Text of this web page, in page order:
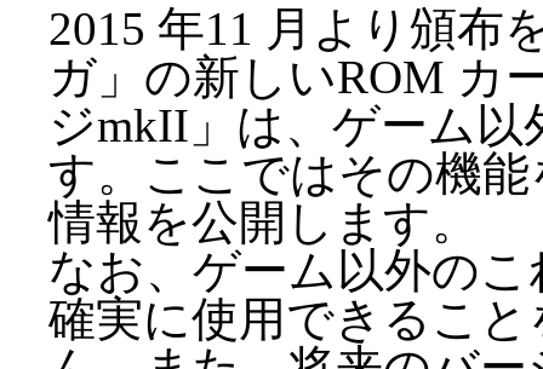
2015 年11 月より頒布
ガ」の新しいROM カ
ジmkII」は、ゲーム
す。ここではその機
情報を公開します。
なお、ゲーム以外の
確実に使用できるこ